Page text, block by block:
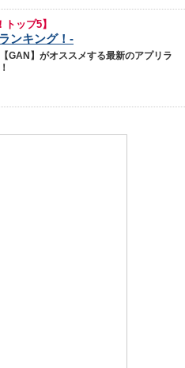
トップ5】
ンキング！-
GAN】がオススメする最新のアプリラ